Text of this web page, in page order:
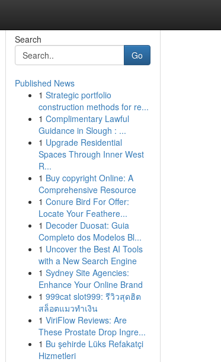
Search
Go
Published News
1 Strategic portfolio
construction methods for re...
1 Complimentary Lawful
Guidance in Slough : ...
1 Upgrade Residential
Spaces Through Inner West
R...
1 Buy copyright Online: A
Comprehensive Resource
1 Conure Bird For Offer:
Locate Your Feathere...
1 Decoder Duosat: Guia
Completo dos Modelos Bl...
1 Uncover the Best AI Tools
with a New Search Engine
1 Sydney Site Agencies:
Enhance Your Online Brand
1 999cat slot999: รีวิวสุดฮิต
สล็อตแมวทำเงิน
1 ViriFlow Reviews: Are
These Prostate Drop Ingre...
1 Bu şehirde Lüks Refakatçi
Hizmetleri